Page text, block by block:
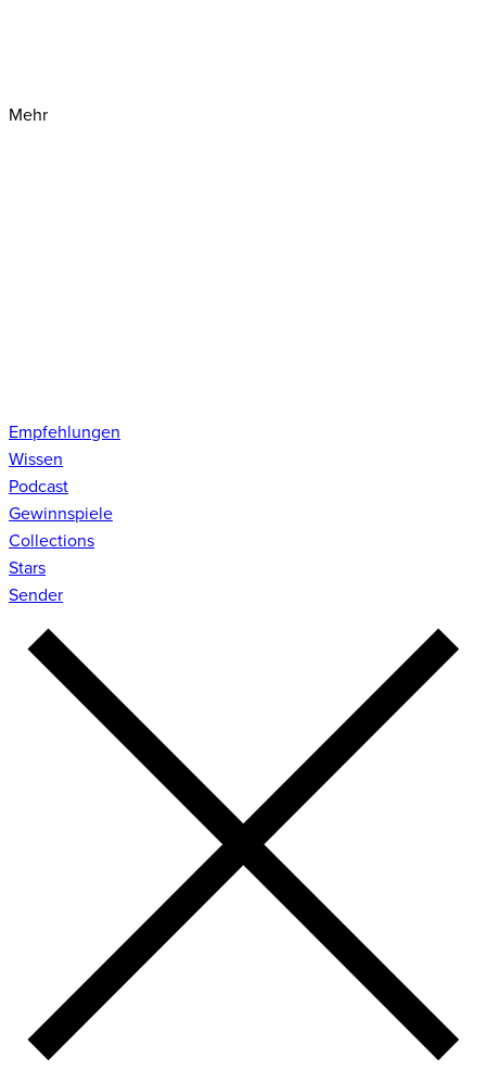
Mehr
Empfehlungen
Wissen
Podcast
Gewinnspiele
Collections
Stars
Sender